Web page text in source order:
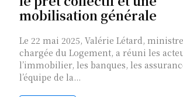
mobilisation générale
Le 22 mai 2025, Valérie Létard, ministre
chargée du Logement, a réuni les
l’immobilier, les banques, les
l’équipe de la...